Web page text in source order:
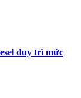
duy trì mức